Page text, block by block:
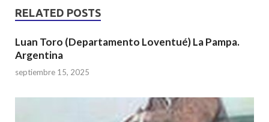
s
A
p
p
b
o
o
k
er
RELATED POSTS
Luan Toro (Departamento Loventué) La Pampa.
Argentina
septiembre 15, 2025